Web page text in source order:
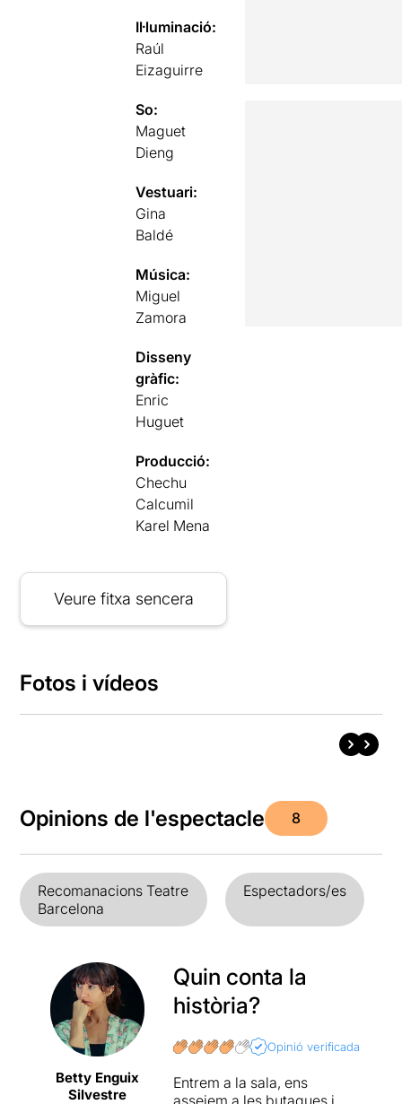
Il·luminació:
Raúl
Eizaguirre
So:
Maguet
Dieng
Vestuari:
Gina
Baldé
Música:
Miguel
Zamora
Disseny
gràfic:
Enric
Huguet
Producció:
Chechu
Calcumil
Karel Mena
Veure fitxa sencera
Fotos i vídeos
Opinions de l'espectacle 8
Recomanacions Teatre
Barcelona
Espectadors/es
Betty Enguix
Silvestre
Quin conta la
història?
Opinió verificada
Entrem a la sala, ens
asseiem a les butaques i…